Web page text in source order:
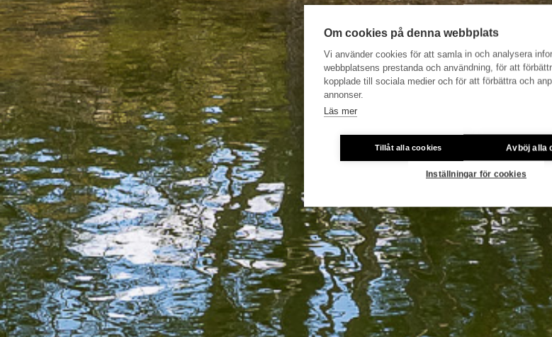
Om cookies på denna webbplats
Vi använder cookies för att samla in och analysera
webbplatsens prestanda och användning, för att
kopplade till sociala medier och för att förbättra och
annonser.
Läs mer
Tillåt alla cookies Avböj alla
Inställningar för cookies